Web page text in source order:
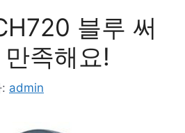
블루 써
족해요!
admin